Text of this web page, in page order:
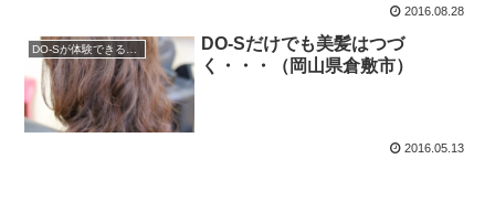
2016.08.28
DO-Sだけでも美髪はつづ
く・・・（岡山県倉敷市）
2016.05.13